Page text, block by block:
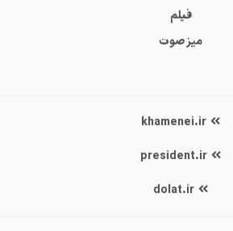
فیلم
میز صوت
khamenei.ir
president.ir
dolat.ir